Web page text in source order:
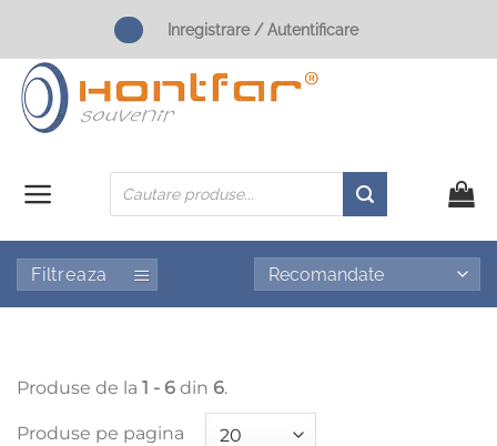
content
Inregistrare / Autentificare
Products
search
Filtreaza
Produse de la 1 - 6 din 6.
Produse pe pagina